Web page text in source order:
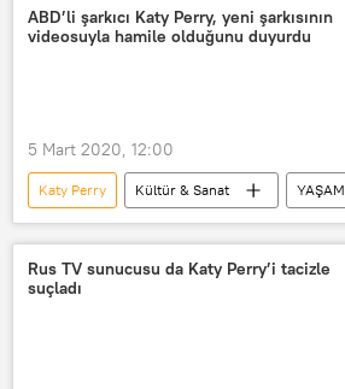
Hamilelik
ABD’li şarkıcı Katy Perry, yeni şarkısının
videosuyla hamile olduğunu duyurdu
5 Mart 2020, 12:00
Katy Perry Kültür & Sanat
YAŞAM
Haberler
DÜNYA
Hamile
Skynews
Orlando Bloom
ABD
Rus TV sunucusu da Katy Perry’i tacizle
suçladı